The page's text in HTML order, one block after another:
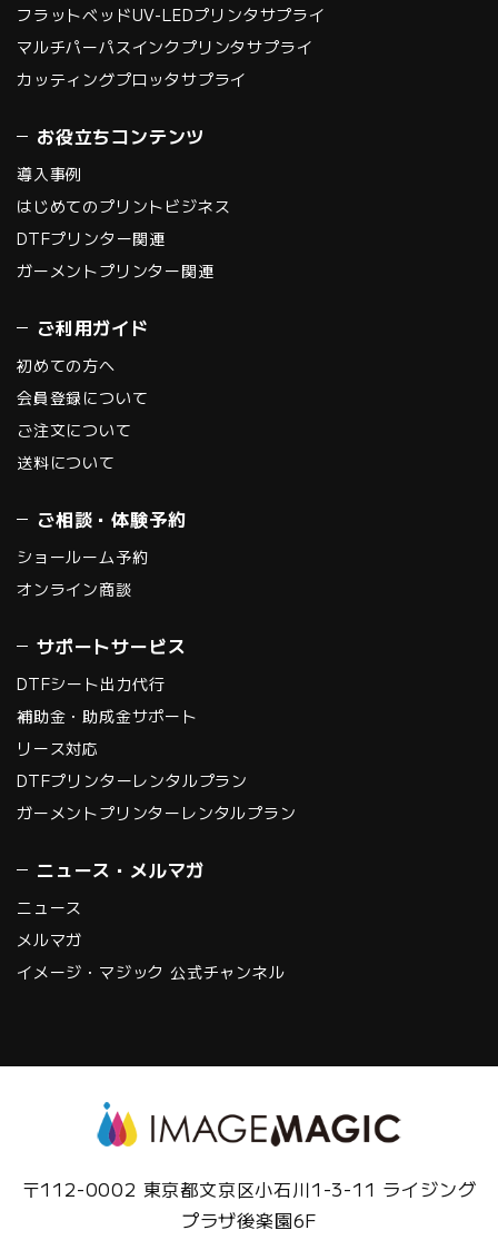
フラットベッドUV-LEDプリンタサプライ
マルチパーパスインクプリンタサプライ
カッティングプロッタサプライ
お役立ちコンテンツ
導入事例
はじめてのプリントビジネス
DTFプリンター関連
ガーメントプリンター関連
ご利用ガイド
初めての方へ
会員登録について
ご注文について
送料について
ご相談・体験予約
ショールーム予約
オンライン商談
サポートサービス
DTFシート出力代行
補助金・助成金サポート
リース対応
DTFプリンターレンタルプラン
ガーメントプリンターレンタルプラン
ニュース・メルマガ
ニュース
メルマガ
イメージ・マジック 公式チャンネル
〒112-0002 東京都文京区小石川1-3-11 ライジング
プラザ後楽園6F